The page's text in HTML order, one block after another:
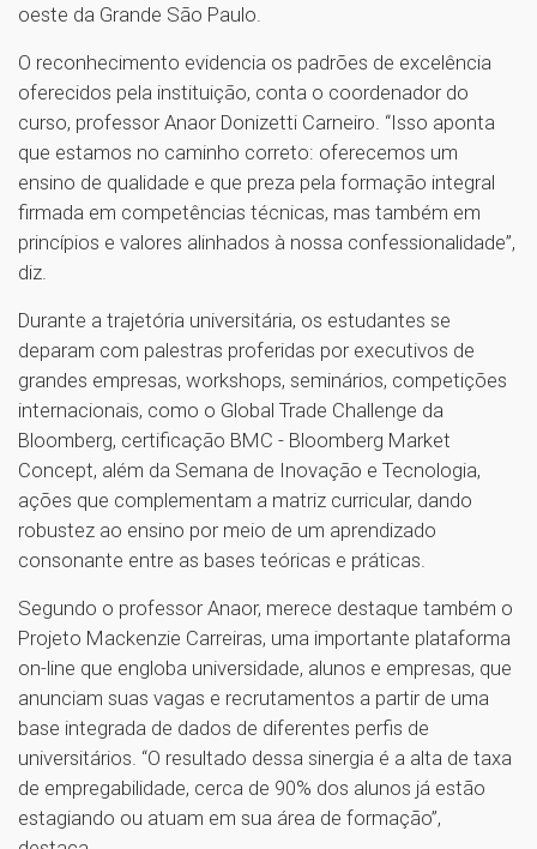
oeste da Grande São Paulo.
O reconhecimento evidencia os padrões de excelência
oferecidos pela instituição, conta o coordenador do
curso, professor Anaor Donizetti Carneiro. “Isso aponta
que estamos no caminho correto: oferecemos um
ensino de qualidade e que preza pela formação integral
firmada em competências técnicas, mas também em
princípios e valores alinhados à nossa confessionalidade”,
diz.
Durante a trajetória universitária, os estudantes se
deparam com palestras proferidas por executivos de
grandes empresas, workshops, seminários, competições
internacionais, como o Global Trade Challenge da
Bloomberg, certificação BMC - Bloomberg Market
Concept, além da Semana de Inovação e Tecnologia,
ações que complementam a matriz curricular, dando
robustez ao ensino por meio de um aprendizado
consonante entre as bases teóricas e práticas.
Segundo o professor Anaor, merece destaque também o
Projeto Mackenzie Carreiras, uma importante plataforma
on-line que engloba universidade, alunos e empresas, que
anunciam suas vagas e recrutamentos a partir de uma
base integrada de dados de diferentes perfis de
universitários. “O resultado dessa sinergia é a alta de taxa
de empregabilidade, cerca de 90% dos alunos já estão
estagiando ou atuam em sua área de formação”,